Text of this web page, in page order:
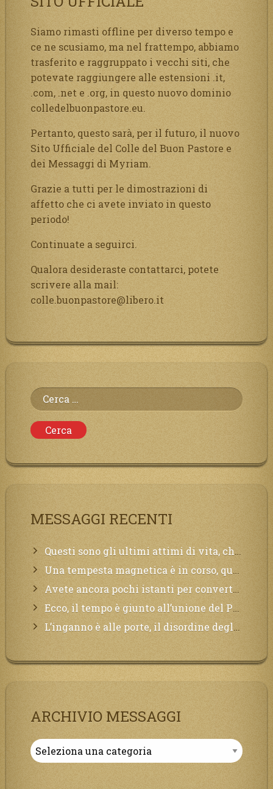
Siamo rimasti offline per diverso tempo e
ce ne scusiamo, ma nel frattempo, abbiamo
trasferito e raggruppato i vecchi siti, che
potevate raggiungere alle estensioni .it,
.com, .net e .org, in questo nuovo dominio
colledelbuonpastore.eu.
Pertanto, questo sarà, per il futuro, il nuovo
Sito Ufficiale del Colle del Buon Pastore e
dei Messaggi di Myriam.
Grazie a tutti per le dimostrazioni di
affetto che ci avete inviato in questo
periodo!
Continuate a seguirci.
Qualora desideraste contattarci, potete
scrivere alla mail:
colle.buonpastore@libero.it
Ricerca
per:
MESSAGGI RECENTI
Questi sono gli ultimi attimi di vita, chi si vuole salvare Mi chiami in suo aiuto.
Una tempesta magnetica è in corso, questa generazione patirà. Il black out non tarderà ad arrivare e tutta la Terra sarà oscurata.
Avete ancora pochi istanti per convertirvi, non perdete tempo, la sciagura arriverà all’improvviso e per chi non si sarà preparato saranno dolori.
Ecco, il tempo è giunto all’unione del Padre con il figlio, non avete che da attendere pochissimo.
L’inganno è alle porte, il disordine degli ordinati urlerà perdono, ma sarà troppo tardi, il tradimento è stato grande!
ARCHIVIO MESSAGGI
Archivio
Messaggi